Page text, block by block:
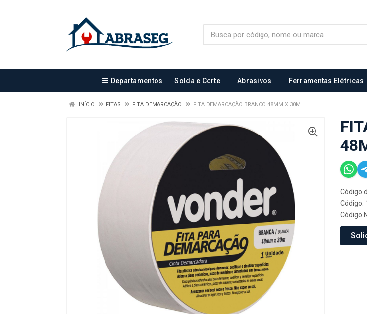
Departamentos Solda e Corte Abrasivos Ferramentas Elétricas
INÍCIO FITAS FITA DEMARCAÇÃO FITA DEMARCAÇÃO BRANCO 48MM X 30M
Código
Código:
Código